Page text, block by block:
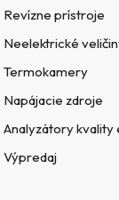
Revízne prístroje
Neelektrické
Termokamery
Napájacie zdroje
Analyzátory kvality
Výpredaj